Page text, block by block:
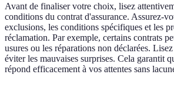
Avant de finaliser votre choix, lisez
conditions du contrat d'assurance. Assurez-
exclusions, les conditions spécifiques et les
réclamation. Par exemple, certains contrats
usures ou les réparations non déclarées.
éviter les mauvaises surprises. Cela garantit
répond efficacement à vos attentes sans